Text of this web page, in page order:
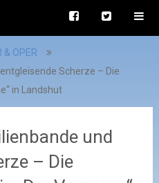
& OPER
Scherze – Die
in Landshut
und
– Die